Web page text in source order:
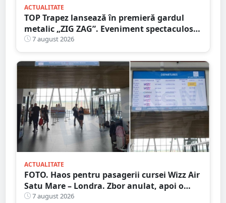
ACTUALITATE
TOP Trapez lansează în premieră gardul
metalic „ZIG ZAG”. Eveniment spectaculos
în Grădina Romei
7 august 2026
ACTUALITATE
FOTO. Haos pentru pasagerii cursei Wizz Air
Satu Mare – Londra. Zbor anulat, apoi o
nouă întârziere. Fără explicații clare
7 august 2026